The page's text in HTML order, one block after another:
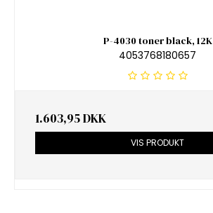
P-4030 toner black, 12K
4053768180657
1.603,95 DKK
VIS PRODUKT